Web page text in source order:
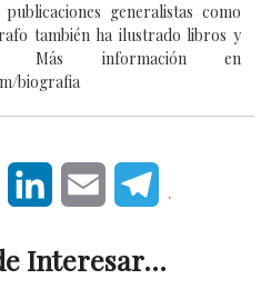
generalistas como
también ha ilustrado libros y
Más información en
biografia
MeneameLinkedInEmail .
Interesar...